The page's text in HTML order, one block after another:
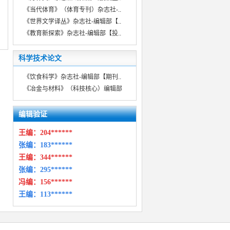
《当代体育》（体育专刊）杂志社-..
《世界文学译丛》杂志社-编辑部【..
《教育新探索》杂志社-编辑部【投..
科学技术论文
《饮食科学》杂志社-编辑部【期刊..
《冶金与材料》（科技核心）编辑部
编辑验证
王编： 204******
张编：183******
王编： 344******
张编：295******
冯编： 156******
王编： 113******